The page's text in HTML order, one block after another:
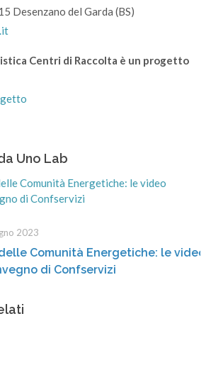
Desenzano del Garda (BS)
Centri di Raccolta è un progetto
Uno Lab
2023
Comunità Energetiche: le video
di Confservizi